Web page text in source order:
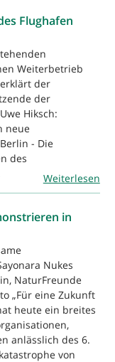
Flughafen
Weiterbetrieb
der
der
Hiksch:
neue
- Die
des
Weiterlesen
in
Nukes
NaturFreunde
„Für eine Zukunft
heute ein breites
anlässlich des 6.
von